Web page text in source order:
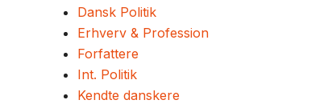
Dansk Politik
Erhverv & Profession
Forfattere
Int. Politik
Kendte danskere